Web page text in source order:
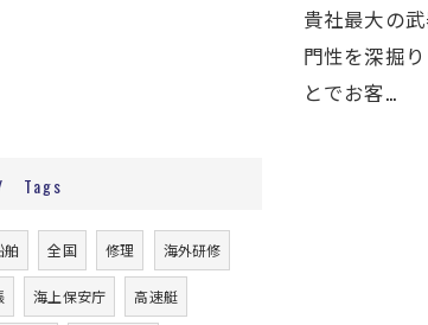
貴社最大の
門性を深掘
とでお客…
Tags
舶 全国 修理 海外研修
海上保安庁 高速艇